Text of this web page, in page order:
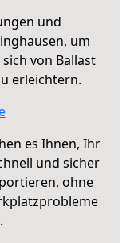
und
um
von Ballast
erleichtern.
es Ihnen, Ihr
und sicher
ohne